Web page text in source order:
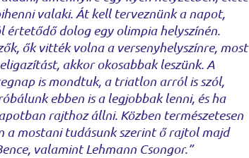
valaki. Át kell terveznünk a napot,
értetődő dolog egy olimpia helyszínén.
ők vitték volna a versenyhelyszínre, most
akkor okosabbak leszünk. A
is mondtuk, a triatlon arról is szól,
ebben is a legjobbak lenni, és ha
rajthoz állni. Közben természetesen
a mostani tudásunk szerint ő rajtol majd
valamint Lehmann Csongor.”